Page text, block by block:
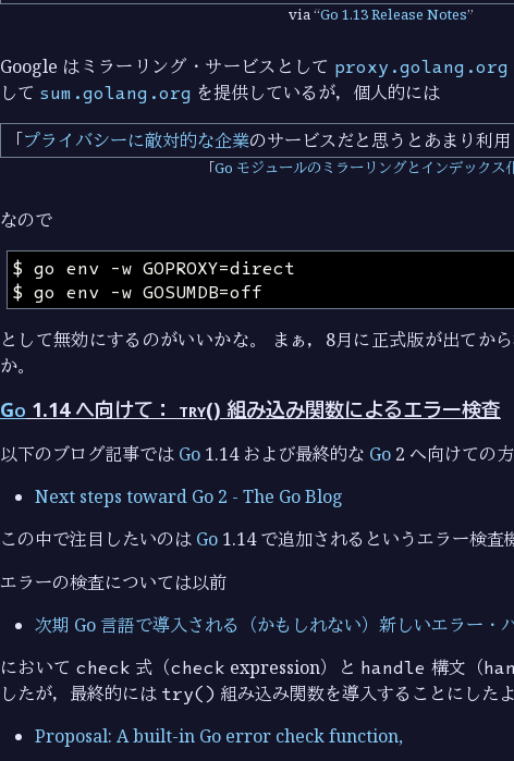
via Go 1.13 Release Notes
Google はミラーリング・サービスとして proxy.golang.org
して sum.golang.org を提供しているが，個人的には
プライバシーに敵対的な企業のサービスだと思うとあまり利
Go モジュールのミラーリングとインデックス
なので
として無効にするのがいいかな。 まぁ，8月に正式版が出てか
か。
Go 1.14 へ向けて： try() 組み込み関数によるエラー検査
以下のブログ記事では Go 1.14 および最終的な Go 2 へ向けての
Next steps toward Go 2 - The Go Blog
この中で注目したいのは Go 1.14 で追加されるというエラー検査
エラーの検査については以前
次期 Go 言語で導入される（かもしれない）新しいエラー・
において check 式（check expression）と handle 構文（
したが，最終的には try() 組み込み関数を導入することにしたよ
Proposal: A built-in Go error check function,